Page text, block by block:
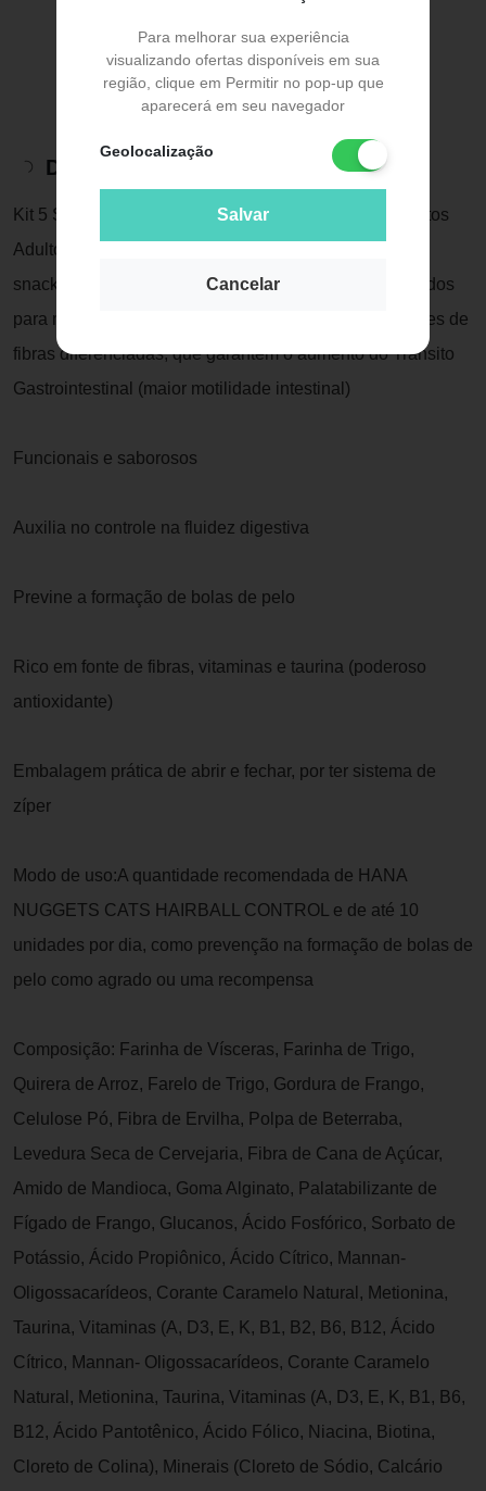
Para melhorar sua experiência
visualizando ofertas disponíveis em sua
região, clique em Permitir no pop-up que
aparecerá em seu navegador
Geolocalização
Salvar
Cancelar
Descrição do Produto
Kit 5 Snacks Hana Healthy Life Hairball Control P/ Gatos
Adultos 60gHana Nuggets Cats Hairball Control são
snacks funcionais próprios para gatos adultos, recheados
para maior palatabilidade e elaborado como ricas fontes de
fibras diferenciadas, que garantem o aumento do Trânsito
Gastrointestinal (maior motilidade intestinal)
Funcionais e saborosos
Auxilia no controle na fluidez digestiva
Previne a formação de bolas de pelo
Rico em fonte de fibras, vitaminas e taurina (poderoso
antioxidante)
Embalagem prática de abrir e fechar, por ter sistema de
zíper
Modo de uso:A quantidade recomendada de HANA
NUGGETS CATS HAIRBALL CONTROL e de até 10
unidades por dia, como prevenção na formação de bolas de
pelo como agrado ou uma recompensa
Composição: Farinha de Vísceras, Farinha de Trigo,
Quirera de Arroz, Farelo de Trigo, Gordura de Frango,
Celulose Pó, Fibra de Ervilha, Polpa de Beterraba,
Levedura Seca de Cervejaria, Fibra de Cana de Açúcar,
Amido de Mandioca, Goma Alginato, Palatabilizante de
Fígado de Frango, Glucanos, Ácido Fosfórico, Sorbato de
Potássio, Ácido Propiônico, Ácido Cítrico, Mannan-
Oligossacarídeos, Corante Caramelo Natural, Metionina,
Taurina, Vitaminas (A, D3, E, K, B1, B2, B6, B12, Ácido
Cítrico, Mannan- Oligossacarídeos, Corante Caramelo
Natural, Metionina, Taurina, Vitaminas (A, D3, E, K, B1, B6,
B12, Ácido Pantotênico, Ácido Fólico, Niacina, Biotina,
Cloreto de Colina), Minerais (Cloreto de Sódio, Calcário